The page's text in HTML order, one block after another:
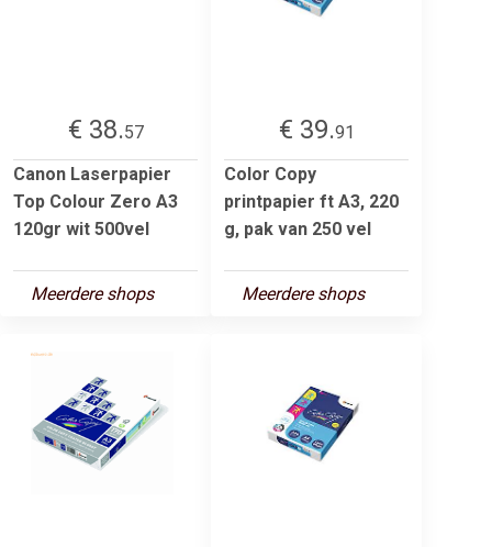
€ 38.57
Canon Laserpapier
Top Colour Zero A3
120gr wit 500vel
Meerdere shops
€ 39.91
Color Copy
printpapier ft A3, 220
g, pak van 250 vel
Meerdere shops